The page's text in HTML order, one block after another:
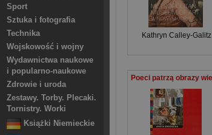
Sport
Sztuka i fotografia
Technika
Wojskowość i wojny
Wydawnictwa naukowe
i popularno-naukowe
Zdrowie i uroda
Zestawy. Torby. Plecaki.
Tornistry. Worki
Książki Niemieckie
Kathryn Calley-Galitz